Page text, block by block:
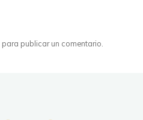
para publicar un comentario.